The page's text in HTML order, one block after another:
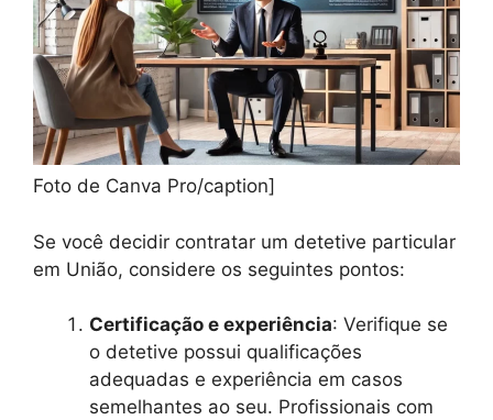
Foto de Canva Pro/caption]
Se você decidir contratar um detetive particular
em União, considere os seguintes pontos:
Certificação e experiência: Verifique se
o detetive possui qualificações
adequadas e experiência em casos
semelhantes ao seu. Profissionais com